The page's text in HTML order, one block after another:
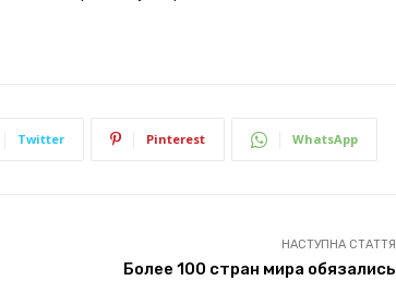
Twitter Pinterest WhatsApp
НАСТУПНА СТАТТЯ
Более 100 стран мира обязались